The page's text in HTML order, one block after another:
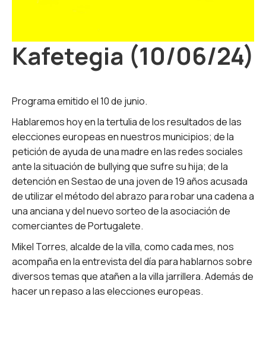
Kafetegia (10/06/24)
Programa emitido el 10 de junio.
Hablaremos hoy en la tertulia de los resultados de las
elecciones europeas en nuestros municipios; de la
petición de ayuda de una madre en las redes sociales
ante la situación de bullying que sufre su hija; de la
detención en Sestao de una joven de 19 años acusada
de utilizar el método del abrazo para robar una cadena a
una anciana y del nuevo sorteo de la asociación de
comerciantes de Portugalete.
Mikel Torres, alcalde de la villa, como cada mes, nos
acompaña en la entrevista del día para hablarnos sobre
diversos temas que atañen a la villa jarrillera. Además de
hacer un repaso a las elecciones europeas.